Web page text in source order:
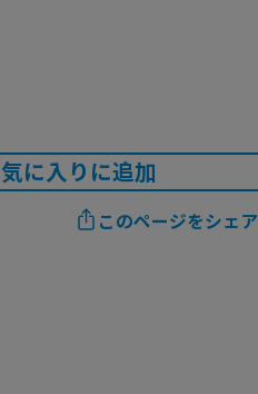
に入りに追加
このページをシェ